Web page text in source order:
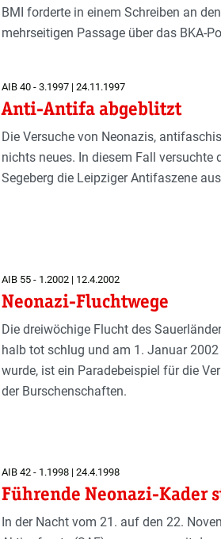
BMI forderte in einem Schreiben an
mehrseitigen Passage über das BKA-
AIB 40 - 3.1997 | 24.11.1997
Anti-Antifa abgeblitzt
Die Versuche von Neonazis,
nichts neues. In diesem Fall
Segeberg die Leipziger Antifaszene
AIB 55 - 1.2002 | 12.4.2002
Neonazi-Fluchtwege
Die dreiwöchige Flucht des
halb tot schlug und am 1. Januar
wurde, ist ein Paradebeispiel für die
der Burschenschaften.
AIB 42 - 1.1998 | 24.4.1998
Führende Neonazi-Kader
In der Nacht vom 21. auf den 22.